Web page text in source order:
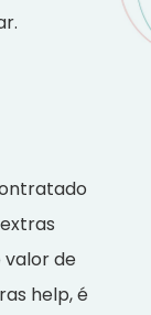
de
help, é